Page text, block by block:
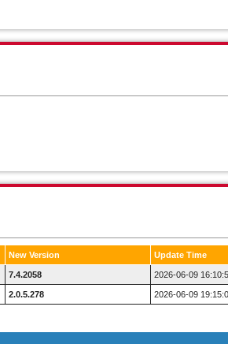
New Version Update Time
7.4.2058 2026-06-09
2.0.5.278 2026-06-09